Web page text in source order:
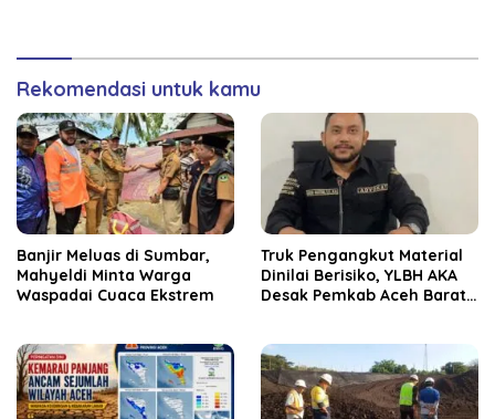
Rekomendasi untuk kamu
Banjir Meluas di Sumbar,
Mahyeldi Minta Warga
Waspadai Cuaca Ekstrem
Truk Pengangkut Material
Dinilai Berisiko, YLBH AKA
Desak Pemkab Aceh Barat